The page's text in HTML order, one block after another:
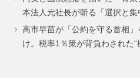
ー
ジ
本法人元社長が斬る「選択と
高市早苗が「公約を守る首相
け。税率1％策が背負わされた“